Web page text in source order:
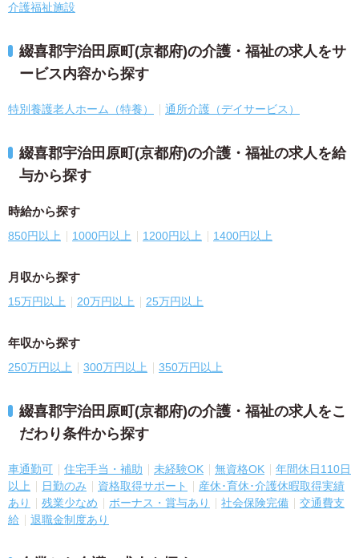
介護福祉施設
綴喜郡宇治田原町(京都府)の介護・福祉の求人をサ
ービス内容から探す
特別養護老人ホーム（特養） 通所介護（デイサービス）
綴喜郡宇治田原町(京都府)の介護・福祉の求人を給
与から探す
時給から探す
850円以上 1000円以上 1200円以上 1400円以上
月収から探す
15万円以上 20万円以上 25万円以上
年収から探す
250万円以上 300万円以上 350万円以上
綴喜郡宇治田原町(京都府)の介護・福祉の求人をこ
だわり条件から探す
車通勤可 住宅手当・補助 未経験OK 無資格OK
年間休日110日
以上
日勤のみ 資格取得サポート
産休･育休･介護休暇取得実績
あり
残業少なめ ボーナス・賞与あり 社会保険完備
交通費支
給
退職金制度あり